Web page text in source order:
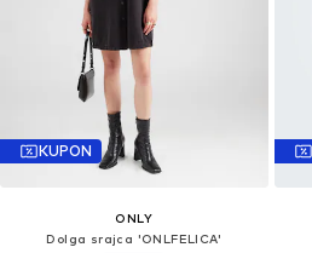
KUPON
ONLY
Dolga srajca 'ONLFELICA'